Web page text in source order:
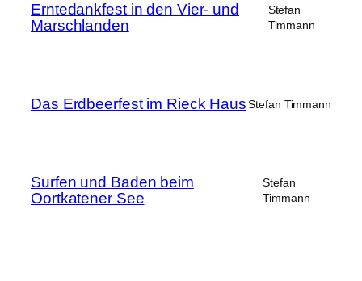
Erntedankfest in den Vier- und
Marschlanden
Stefan
Timmann
Das Erdbeerfest im Rieck Haus Stefan Timmann
Surfen und Baden beim
Oortkatener See
Stefan
Timmann